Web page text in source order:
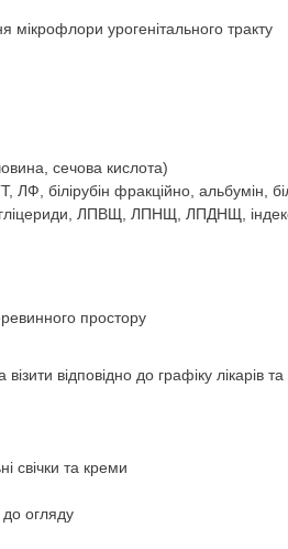
мікрофлори урогенітального тракту
сечова кислота)
білірубін фракційно, альбумін,
ЛПВЩ, ЛПНЩ, ЛПДНЩ,
простору
відповідно до графіку лікарів
свічки та креми
до огляду